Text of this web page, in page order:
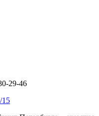
29-46
15